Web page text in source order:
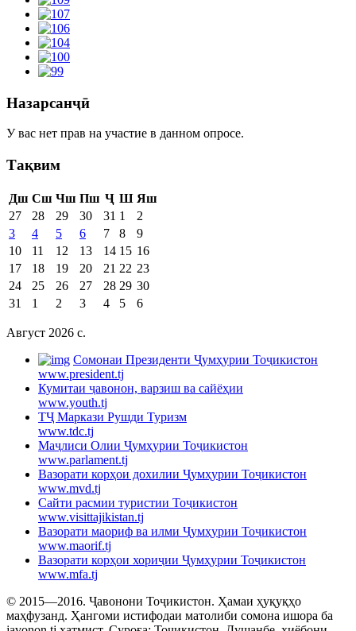
Назарсанҷӣ
У вас нет прав на участие в данном опросе.
Тақвим
Дш Сш Чш Пш Ҷ Ш Яш
27
28 29 30 31 1
2
3
4 5 6 7 8
9
10
11 12 13 14 15 16
17
18 19 20 21 22 23
24
25 26 27 28 29 30
31
1 2 3 4 5 6
Август 2026 c.
Cомонаи Президенти Ҷумҳурии Тоҷикистон
www.president.tj
Кумитаи ҷавонон, варзиш ва сайёҳии
www.youth.tj
ТҶ Маркази Рушди Туризм
www.tdc.tj
Маҷлиси Олии Ҷумҳурии Тоҷикистон
www.parlament.tj
Вазорати корҳои дохилии Ҷумҳурии Тоҷикистон
www.mvd.tj
Сайти расмии туристии Тоҷикистон
www.visittajikistan.tj
Вазорати маориф ва илми Ҷумҳурии Тоҷикистон
www.maorif.tj
Вазорати корҳои хориҷии Ҷумҳурии Тоҷикистон
www.mfa.tj
© 2015—2016. Ҷавонони Тоҷикистон. Ҳамаи ҳуқуқҳо
маҳфузанд. Ҳангоми истифодаи матолиби сомона ишора ба